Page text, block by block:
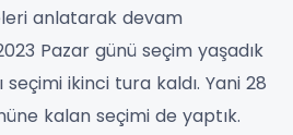
anlatarak devam
Pazar günü seçim yaşadık
seçimi ikinci tura kaldı. Yani 28
kalan seçimi de yaptık.